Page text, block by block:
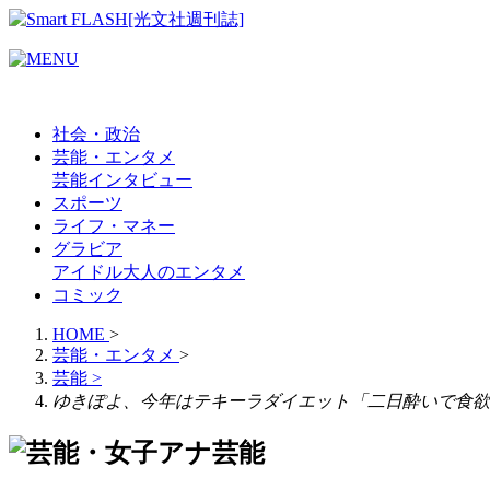
社会・政治
芸能・エンタメ
芸能インタビュー
スポーツ
ライフ・マネー
グラビア
アイドル大人のエンタメ
コミック
HOME >
芸能・エンタメ >
芸能 >
ゆきぽよ、今年はテキーラダイエット「二日酔いで食
芸能